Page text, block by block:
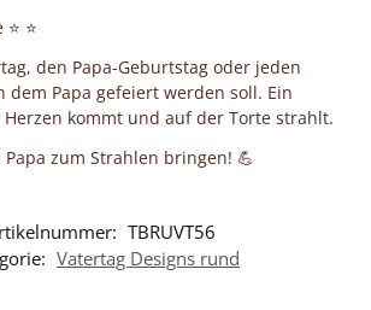
⭐
den Papa-Geburtstag oder jeden
dem Papa gefeiert werden soll. Ein
Herzen kommt und auf der Torte strahlt.
zum Strahlen bringen! 💪
TBRUVT56
Vatertag Designs rund